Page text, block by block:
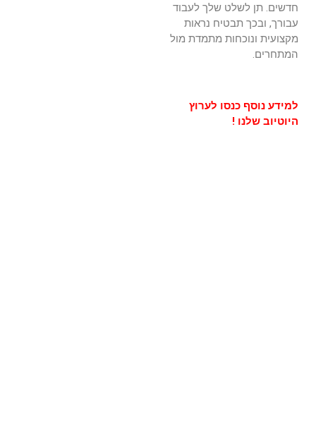
חדשים. תן לשלט שלך לעבוד
עבורך, ובכך תבטיח נראות
מקצועית ונוכחות מתמדת מול
המתחרים.
למידע נוסף כנסו לערוץ
היוטיוב שלנו !